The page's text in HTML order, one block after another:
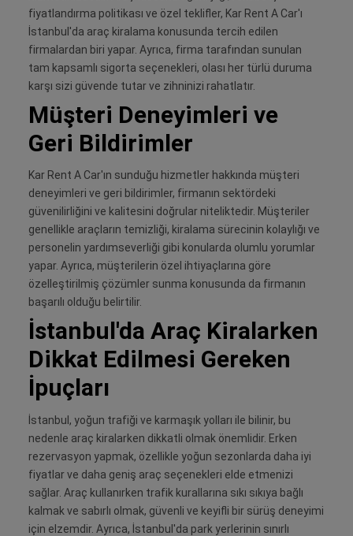
fiyatlandırma politikası ve özel teklifler, Kar Rent A Car'ı
İstanbul'da araç kiralama konusunda tercih edilen
firmalardan biri yapar. Ayrıca, firma tarafından sunulan
tam kapsamlı sigorta seçenekleri, olası her türlü duruma
karşı sizi güvende tutar ve zihninizi rahatlatır.
Müşteri Deneyimleri ve
Geri Bildirimler
Kar Rent A Car'ın sunduğu hizmetler hakkında müşteri
deneyimleri ve geri bildirimler, firmanın sektördeki
güvenilirliğini ve kalitesini doğrular niteliktedir. Müşteriler
genellikle araçların temizliği, kiralama sürecinin kolaylığı ve
personelin yardımseverliği gibi konularda olumlu yorumlar
yapar. Ayrıca, müşterilerin özel ihtiyaçlarına göre
özelleştirilmiş çözümler sunma konusunda da firmanın
başarılı olduğu belirtilir.
İstanbul'da Araç Kiralarken
Dikkat Edilmesi Gereken
İpuçları
İstanbul, yoğun trafiği ve karmaşık yolları ile bilinir, bu
nedenle araç kiralarken dikkatli olmak önemlidir. Erken
rezervasyon yapmak, özellikle yoğun sezonlarda daha iyi
fiyatlar ve daha geniş araç seçenekleri elde etmenizi
sağlar. Araç kullanırken trafik kurallarına sıkı sıkıya bağlı
kalmak ve sabırlı olmak, güvenli ve keyifli bir sürüş deneyimi
için elzemdir. Ayrıca, İstanbul'da park yerlerinin sınırlı